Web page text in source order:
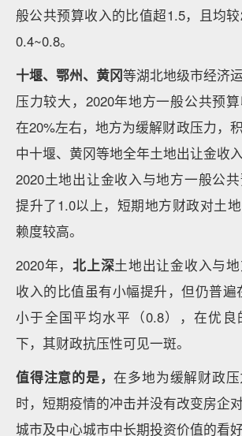
般公共预算收入的比值超1.5，且均
0.4~0.8。
十堰、鄂州、黄冈等湖北地级市经济
压力较大，2020年地方一般公共预
在20%左右，地方为缓解财政压力，
中十堰、黄冈等地全年土地出让金收
2020土地出让金收入与地方一般公
提升了1.0以上，短期地方财政对土
赖度较高。
2020年，北上深土地出让金收入与
收入的比值虽有小幅提升，但仍普遍
小于全国平均水平（0.8），在优
下，其财政抗压性可见一斑。
值得注意的是，在多地为缓解财政
时，短期疫情的冲击并没有改变房企
城市及中心城市中长期投资价值的看